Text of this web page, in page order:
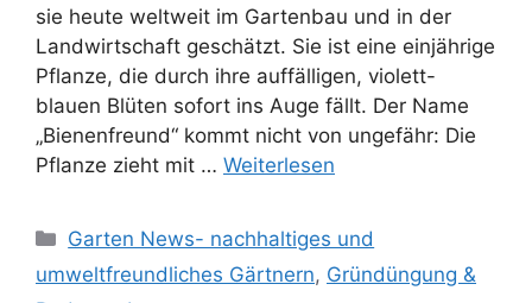
sie heute weltweit im Gartenbau und in der
Landwirtschaft geschätzt. Sie ist eine einjährige
Pflanze, die durch ihre auffälligen, violett-
blauen Blüten sofort ins Auge fällt. Der Name
„Bienenfreund“ kommt nicht von ungefähr: Die
Pflanze zieht mit … Weiterlesen
Kategorien
Garten News- nachhaltiges und
umweltfreundliches Gärtnern, Gründüngung &